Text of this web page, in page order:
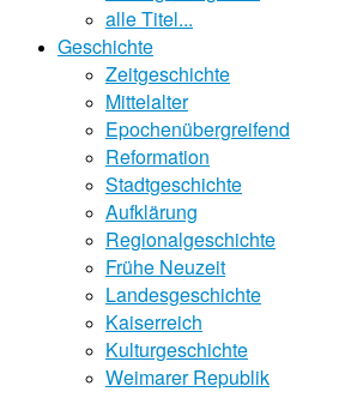
alle Titel...
Geschichte
Zeitgeschichte
Mittelalter
Epochenübergreifend
Reformation
Stadtgeschichte
Aufklärung
Regionalgeschichte
Frühe Neuzeit
Landesgeschichte
Kaiserreich
Kulturgeschichte
Weimarer Republik